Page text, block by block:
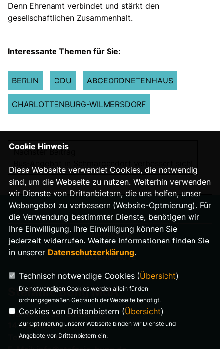
Denn Ehrenamt verbindet und stärkt den
gesellschaftlichen Zusammenhalt.
Interessante Themen für Sie:
BERLIN CDU ABGEORDNETENHAUS
CHARLOTTENBURG-WILMERSDORF
Nächster Beitrag
IMPRESSUM
DATENSCHUTZ
Stefanie Bung MdA
Warnemünder Straße 29
14199 Berlin
Telefon: 0176 321 977 18
Cookie Hinweis
Diese Webseite verwendet Cookies, die notwendig
sind, um die Webseite zu nutzen. Weiterhin verwenden
wir Dienste von Drittanbietern, die uns helfen, unser
Webangebot zu verbessern (Website-Optmierung). Für
die Verwendung bestimmter Dienste, benötigen wir
Ihre Einwilligung. Ihre Einwilligung können Sie
jederzeit widerrufen. Weitere Informationen finden Sie
in unserer Datenschutzerklärung.
Technisch notwendige Cookies (Übersicht)
Die notwendigen Cookies werden allein für den
ordnungsgemäßen Gebrauch der Webseite benötigt.
Cookies von Drittanbietern (Übersicht)
Zur Optimierung unserer Webseite binden wir Dienste und
Angebote von Drittanbietern ein.